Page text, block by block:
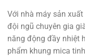
Với nhà máy sản
đội ngũ chuyên gia
năng động đầy nhiệt
phẩm khung mica